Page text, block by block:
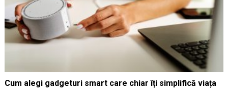
Cum alegi gadgeturi smart care chiar îți simplifică viața